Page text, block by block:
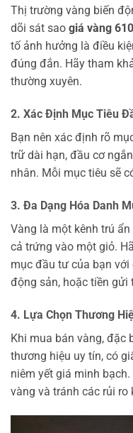
Thị trường vàng biến
dõi sát sao giá vàng
tố ảnh hưởng là điều
đúng đắn. Hãy tham
thường xuyên.
2. Xác Định Mục Tiêu
Bạn nên xác định rõ
trữ dài hạn, đầu cơ
nhân. Mỗi mục tiêu sẽ
3. Đa Dạng Hóa Danh
Vàng là một kênh trú
cả trứng vào một giỏ.
mục đầu tư của bạn với
động sản, hoặc tiền gửi
4. Lựa Chọn Thương
Khi mua bán vàng, đặc
thương hiệu uy tín, có
niêm yết giá minh
vàng và tránh các rủi ro